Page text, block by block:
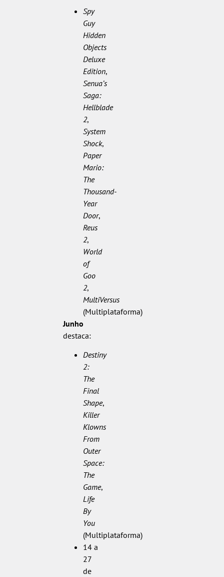
Spy
Guy
Hidden
Objects
Deluxe
Edition,
Senua’s
Saga:
Hellblade
2,
System
Shock,
Paper
Mario:
The
Thousand-
Year
Door,
Reus
2,
World
of
Goo
2,
MultiVersus
(Multiplataforma)
Junho
destaca:
Destiny
2:
The
Final
Shape,
Killer
Klowns
From
Outer
Space:
The
Game,
Life
By
You
(Multiplataforma)
14 a
27
de